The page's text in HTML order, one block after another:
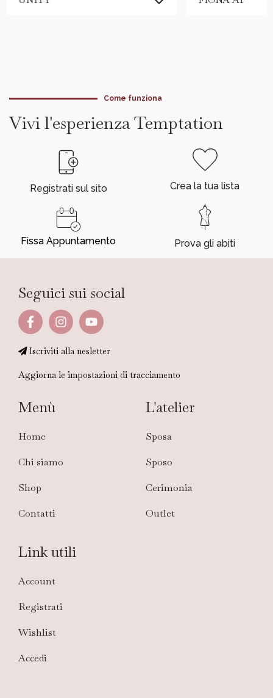
Come funziona
Vivi l'esperienza Temptation
Registrati sul sito
Fissa Appuntamento
Crea la tua lista
Prova gli abiti
Seguici sui social
Iscriviti alla nesletter
Aggiorna le impostazioni di tracciamento
Menù
Home
Chi siamo
Shop
Contatti
L'atelier
Sposa
Sposo
Cerimonia
Outlet
Link utili
Account
Registrati
Wishlist
Accedi